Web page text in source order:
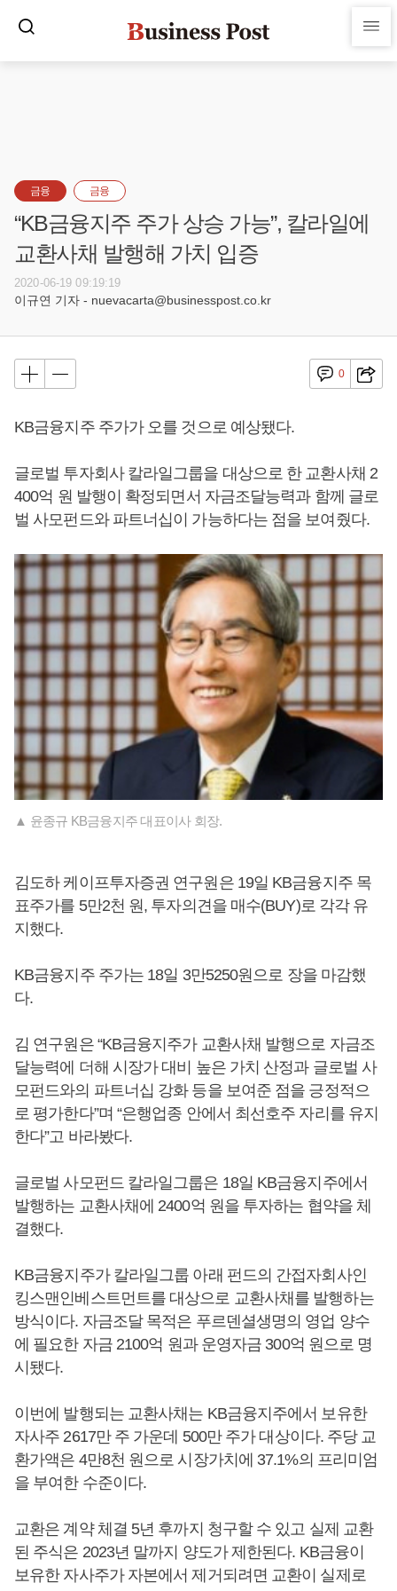
금융 금융
“KB금융지주 주가 상승 가능”, 칼라일에
교환사채 발행해 가치 입증
2020-06-19 09:19:19
이규연 기자 - nuevacarta@businesspost.co.kr
0
KB금융지주 주가가 오를 것으로 예상됐다.
글로벌 투자회사 칼라일그룹을 대상으로 한 교환사채 2
400억 원 발행이 확정되면서 자금조달능력과 함께 글로
벌 사모펀드와 파트너십이 가능하다는 점을 보여줬다.
▲ 윤종규 KB금융지주 대표이사 회장.
김도하 케이프투자증권 연구원은 19일 KB금융지주 목
표주가를 5만2천 원, 투자의견을 매수(BUY)로 각각 유
지했다.
KB금융지주 주가는 18일 3만5250원으로 장을 마감했
다.
김 연구원은 “KB금융지주가 교환사채 발행으로 자금조
달능력에 더해 시장가 대비 높은 가치 산정과 글로벌 사
모펀드와의 파트너십 강화 등을 보여준 점을 긍정적으
로 평가한다”며 “은행업종 안에서 최선호주 자리를 유지
한다”고 바라봤다.
글로벌 사모펀드 칼라일그룹은 18일 KB금융지주에서
발행하는 교환사채에 2400억 원을 투자하는 협약을 체
결했다.
KB금융지주가 칼라일그룹 아래 펀드의 간접자회사인
킹스맨인베스트먼트를 대상으로 교환사채를 발행하는
방식이다. 자금조달 목적은 푸르덴셜생명의 영업 양수
에 필요한 자금 2100억 원과 운영자금 300억 원으로 명
시됐다.
이번에 발행되는 교환사채는 KB금융지주에서 보유한
자사주 2617만 주 가운데 500만 주가 대상이다. 주당 교
환가액은 4만8천 원으로 시장가치에 37.1%의 프리미엄
을 부여한 수준이다.
교환은 계약 체결 5년 후까지 청구할 수 있고 실제 교환
된 주식은 2023년 말까지 양도가 제한된다. KB금융이
보유한 자사주가 자본에서 제거되려면 교환이 실제로